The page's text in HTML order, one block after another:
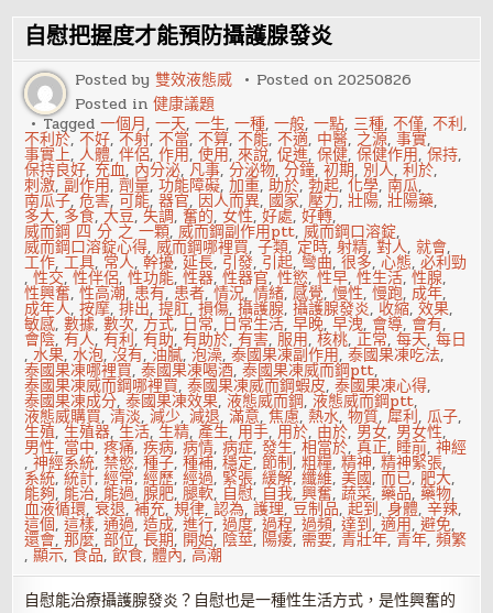
種
水
果
能
預
防
攝
護
腺
肥
大
症，
快
快
吃
起
來
自慰把握度才能預防攝護腺發炎
Posted by雙效液態威 Posted on20250826
Posted in健康議題
Tagged一個月,一天,一生,一種,一般,一點, 三種,不僅,不利,
不利於,不好,不射,不當,不算,不能,不適, 中醫, 之源,事實,
事實上,人體,伴侶,作用,使用,來說,促進,保健,保健作用,保持,
保持良好, 充血, 內分泌,凡事,分泌物,分鐘,初期, 別人,利於,
刺激,副作用,劑量,功能障礙,加重,助於,勃起,化學,南瓜,
南瓜子,危害,可能,器官, 因人而異, 國家,壓力,壯陽,壯陽藥,
多大, 多食,大豆,失調,奮的,女性,好處,好轉,
威而鋼 四 分 之 一顆,威而鋼副作用ptt,威而鋼口溶錠,
威而鋼口溶錠心得,威而鋼哪裡買,子類, 定時,射精,對人,就會,
工作,工具, 常人,幹擾,延長, 引發, 引起, 彎曲,很多,心態,必利勁
,性交,性伴侶,性功能,性器,性器官,性慾,性早,性生活,性腺,
性興奮,性高潮, 患有, 患者,情況,情緒,感覺,慢性,慢跑, 成年,
成年人,按摩,排出,提肛,損傷,攝護腺,攝護腺發炎, 收縮,效果,
敏感,數據,數次, 方式, 日常, 日常生活,早晚,早洩, 會導, 會有,
會陰,有人,有利,有助,有助於,有害,服用,核桃,正常,每天,每日
,水果,水泡,沒有,油膩,泡澡,泰國果凍副作用,泰國果凍吃法,
泰國果凍哪裡買,泰國果凍喝酒,泰國果凍威而鋼ptt,
泰國果凍威而鋼哪裡買,泰國果凍威而鋼蝦皮,泰國果凍心得,
泰國果凍成分,泰國果凍效果,液態威而鋼,液態威而鋼ptt,
液態威購買,清淡,減少,減退,滿意,焦慮,熱水,物質,犀利,瓜子,
生殖,生殖器,生活,生精,產生, 用手, 用於, 由於, 男女, 男女性,
男性, 當中,疼痛,疾病,病情,病症,發生,相當於,真正, 睡前,神經
,神經系統,禁慾,種子,種補,穩定,節制,粗糧,精神,精神緊張,
系統,統計,經常,經歷,經過, 緊張,緩解,纖維,美國,而已,肥大,
能夠,能治,能過,腺肥,腿軟, 自慰, 自我,興奮,蔬菜,藥品,藥物,
血液循環,衰退,補充,規律,認為,護理,豆制品,起到,身體,辛辣,
這個,這樣,通過,造成,進行,過度,過程,過頻,達到,適用,避免,
還會,那麼,部位,長期, 開始, 陰莖, 陽痿, 需要,青壯年,青年,頻繁
,顯示,食品,飲食,體內,高潮
自慰能治療攝護腺發炎？自慰也是一種性生活方式，是性興奮的